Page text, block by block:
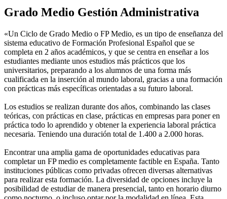
Grado Medio Gestión Administrativa
«Un Ciclo de Grado Medio o FP Medio, es un tipo de enseñanza del
sistema educativo de Formación Profesional Español que se
completa en 2 años académicos, y que se centra en enseñar a los
estudiantes mediante unos estudios más prácticos que los
universitarios, preparando a los alumnos de una forma más
cualificada en la inserción al mundo laboral, gracias a una formación
con prácticas más específicas orientadas a su futuro laboral.
Los estudios se realizan durante dos años, combinando las clases
teóricas, con prácticas en clase, prácticas en empresas para poner en
práctica todo lo aprendido y obtener la experiencia laboral práctica
necesaria. Teniendo una duración total de 1.400 a 2.000 horas.
Encontrar una amplia gama de oportunidades educativas para
completar un FP medio es completamente factible en España. Tanto
instituciones públicas como privadas ofrecen diversas alternativas
para realizar esta formación. La diversidad de opciones incluye la
posibilidad de estudiar de manera presencial, tanto en horario diurno